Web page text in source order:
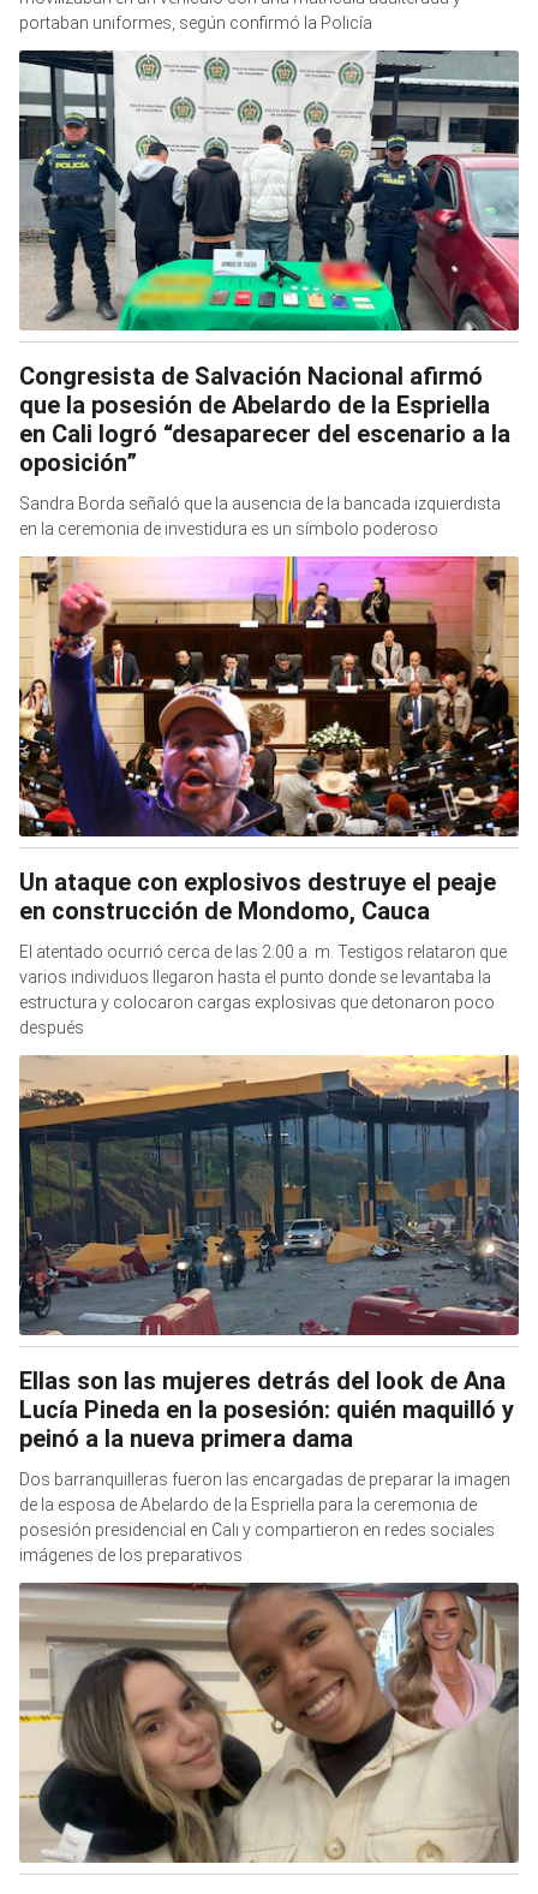
portaban uniformes, según confirmó la Policía
Congresista de Salvación Nacional afirmó
que la posesión de Abelardo de la Espriella
en Cali logró “desaparecer del escenario a la
oposición”
Sandra Borda señaló que la ausencia de la bancada izquierdista
en la ceremonia de investidura es un símbolo poderoso
Un ataque con explosivos destruye el peaje
en construcción de Mondomo, Cauca
El atentado ocurrió cerca de las 2:00 a. m. Testigos relataron que
varios individuos llegaron hasta el punto donde se levantaba la
estructura y colocaron cargas explosivas que detonaron poco
después
Ellas son las mujeres detrás del look de Ana
Lucía Pineda en la posesión: quién maquilló y
peinó a la nueva primera dama
Dos barranquilleras fueron las encargadas de preparar la imagen
de la esposa de Abelardo de la Espriella para la ceremonia de
posesión presidencial en Cali y compartieron en redes sociales
imágenes de los preparativos